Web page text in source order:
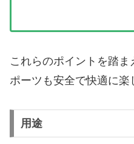
これらのポイントを踏
ポーツも安全で快適に楽
用途